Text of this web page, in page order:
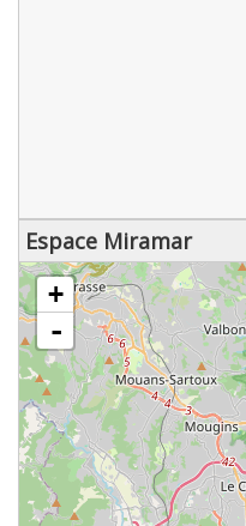
Espace Miramar
chargement de la carte - veuillez patienter...
+
-